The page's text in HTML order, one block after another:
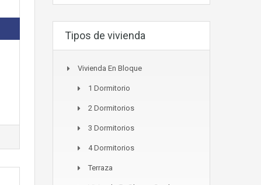
Tipos de vivienda
Vivienda En Bloque
1 Dormitorio
2 Dormitorios
3 Dormitorios
4 Dormitorios
Terraza